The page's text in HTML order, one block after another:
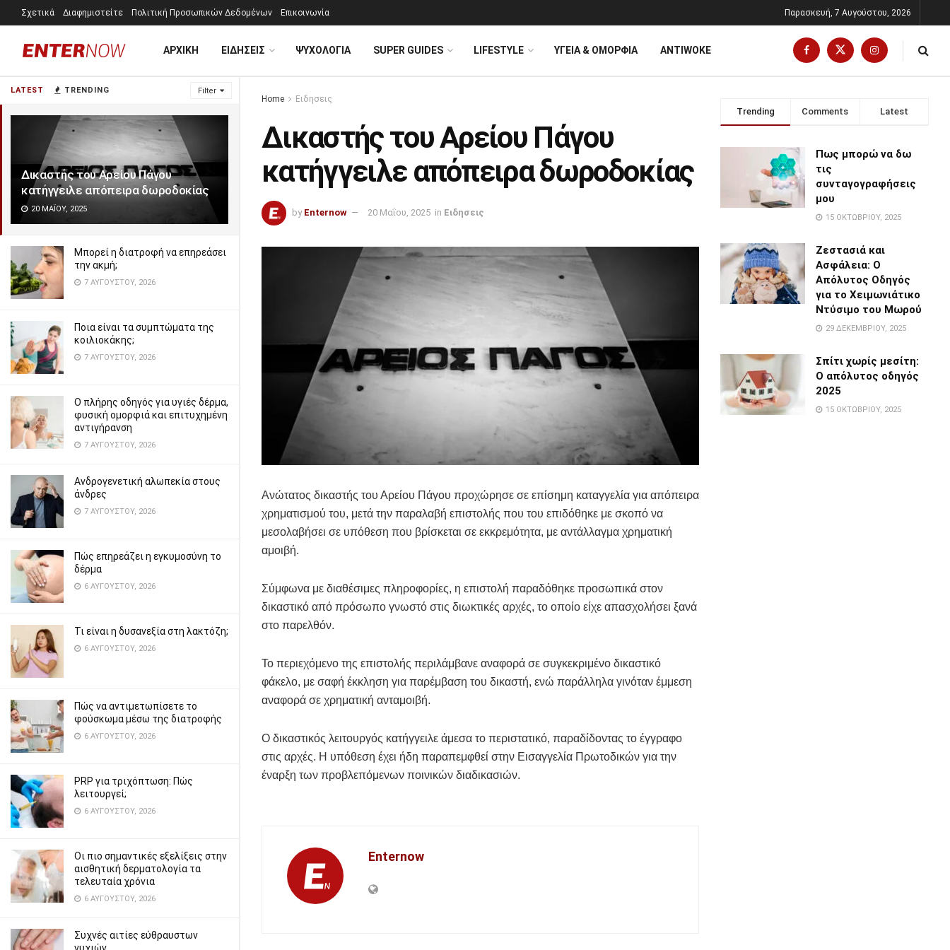
LATEST TRENDING Filter
Δικαστής του Αρείου Πάγου
κατήγγειλε απόπειρα δωροδοκίας
20 ΜΑΪ́ΟΥ, 2025
Μπορεί η διατροφή να επηρεάσει
την ακμή;
7 ΑΥΓΟΎΣΤΟΥ, 2026
Ποια είναι τα συμπτώματα της
κοιλιοκάκης;
7 ΑΥΓΟΎΣΤΟΥ, 2026
Ο πλήρης οδηγός για υγιές δέρμα,
φυσική ομορφιά και επιτυχημένη
αντιγήρανση
7 ΑΥΓΟΎΣΤΟΥ, 2026
Ανδρογενετική αλωπεκία στους
άνδρες
7 ΑΥΓΟΎΣΤΟΥ, 2026
Πώς επηρεάζει η εγκυμοσύνη το
δέρμα
6 ΑΥΓΟΎΣΤΟΥ, 2026
Τι είναι η δυσανεξία στη λακτόζη;
6 ΑΥΓΟΎΣΤΟΥ, 2026
Πώς να αντιμετωπίσετε το
φούσκωμα μέσω της διατροφής
6 ΑΥΓΟΎΣΤΟΥ, 2026
PRP για τριχόπτωση: Πώς
λειτουργεί;
6 ΑΥΓΟΎΣΤΟΥ, 2026
Οι πιο σημαντικές εξελίξεις στην
αισθητική δερματολογία τα
τελευταία χρόνια
6 ΑΥΓΟΎΣΤΟΥ, 2026
Συχνές αιτίες εύθραυστων
Σχετικά Διαφημιστείτε Πολιτική Προσωπικών Δεδομένων Επικοινωνία Παρασκευή, 7 Αυγούστου, 2026
ΑΡΧΙΚΗ ΕΙΔΗΣΕΙΣ ΨΥΧΟΛΟΓΊΑ SUPER GUIDES LIFESTYLE ΥΓΕΙΑ & ΟΜΟΡΦΙΑ ANTIWOKE
Home Ειδησεις
Δικαστής του Αρείου Πάγου
κατήγγειλε απόπειρα δωροδοκίας
by Enternow 20 Μαΐου, 2025 in Ειδησεις
Ανώτατος δικαστής του Αρείου Πάγου προχώρησε σε επίσημη καταγγελία για απόπειρα
χρηματισμού του, μετά την παραλαβή επιστολής που του επιδόθηκε με σκοπό να
μεσολαβήσει σε υπόθεση που βρίσκεται σε εκκρεμότητα, με αντάλλαγμα χρηματική
αμοιβή.
Σύμφωνα με διαθέσιμες πληροφορίες, η επιστολή παραδόθηκε προσωπικά στον
δικαστικό από πρόσωπο γνωστό στις διωκτικές αρχές, το οποίο είχε απασχολήσει ξανά
στο παρελθόν.
Το περιεχόμενο της επιστολής περιλάμβανε αναφορά σε συγκεκριμένο δικαστικό
φάκελο, με σαφή έκκληση για παρέμβαση του δικαστή, ενώ παράλληλα γινόταν έμμεση
αναφορά σε χρηματική ανταμοιβή.
Ο δικαστικός λειτουργός κατήγγειλε άμεσα το περιστατικό, παραδίδοντας το έγγραφο
στις αρχές. Η υπόθεση έχει ήδη παραπεμφθεί στην Εισαγγελία Πρωτοδικών για την
έναρξη των προβλεπόμενων ποινικών διαδικασιών.
Enternow
Trending Comments Latest
Πως μπορώ να δω
τις
συνταγογραφήσεις
μου
15 ΟΚΤΩΒΡΊΟΥ, 2025
Ζεστασιά και
Ασφάλεια: Ο
Απόλυτος Οδηγός
για το Χειμωνιάτικο
Ντύσιμο του Μωρού
29 ΔΕΚΕΜΒΡΊΟΥ, 2025
Σπίτι χωρίς μεσίτη:
Ο απόλυτος οδηγός
2025
15 ΟΚΤΩΒΡΊΟΥ, 2025